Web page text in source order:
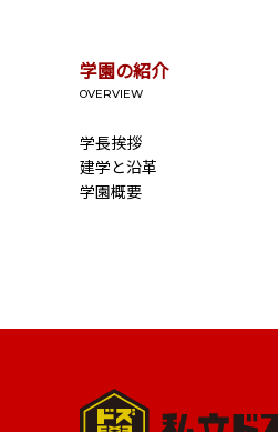
学園の紹介
OVERVIEW
学長挨拶
建学と沿革
学園概要